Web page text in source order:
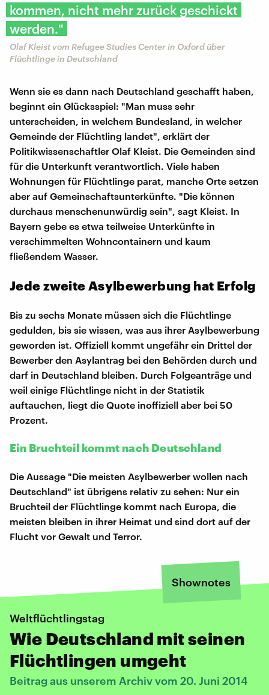
kommen, nicht mehr zurück geschickt
werden."
Olaf Kleist vom Refugee Studies Center in Oxford über
Flüchtlinge in Deutschland
Wenn sie es dann nach Deutschland geschafft haben,
beginnt ein Glücksspiel: "Man muss sehr
unterscheiden, in welchem Bundesland, in welcher
Gemeinde der Flüchtling landet", erklärt der
Politikwissenschaftler Olaf Kleist. Die Gemeinden sind
für die Unterkunft verantwortlich. Viele haben
Wohnungen für Flüchtlinge parat, manche Orte setzen
aber auf Gemeinschaftsunterkünfte. "Die können
durchaus menschenunwürdig sein", sagt Kleist. In
Bayern gebe es etwa teilweise Unterkünfte in
verschimmelten Wohncontainern und kaum
fließendem Wasser.
Jede zweite Asylbewerbung hat Erfolg
Bis zu sechs Monate müssen sich die Flüchtlinge
gedulden, bis sie wissen, was aus ihrer Asylbewerbung
geworden ist. Offiziell kommt ungefähr ein Drittel der
Bewerber den Asylantrag bei den Behörden durch und
darf in Deutschland bleiben. Durch Folgeanträge und
weil einige Flüchtlinge nicht in der Statistik
auftauchen, liegt die Quote inoffiziell aber bei 50
Prozent.
Ein Bruchteil kommt nach Deutschland
Die Aussage "Die meisten Asylbewerber wollen nach
Deutschland" ist übrigens relativ zu sehen: Nur ein
Bruchteil der Flüchtlinge kommt nach Europa, die
meisten bleiben in ihrer Heimat und sind dort auf der
Flucht vor Gewalt und Terror.
Shownotes
Weltflüchtlingstag
Wie Deutschland mit seinen
Flüchtlingen umgeht
Beitrag aus unserem Archiv vom 20. Juni 2014